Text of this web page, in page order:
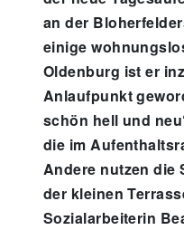
an der
einige
Oldenburg ist er
Anlaufpunkt
schön hell und
die im
Andere nutzen die
der kleinen
Sozialarbeiterin